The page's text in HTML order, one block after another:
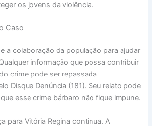
os jovens da violência.
Caso
a colaboração da população para ajudar
informação que possa contribuir
crime pode ser repassada
Disque Denúncia (181). Seu relato pode
esse crime bárbaro não fique impune.
para Vitória Regina continua. A